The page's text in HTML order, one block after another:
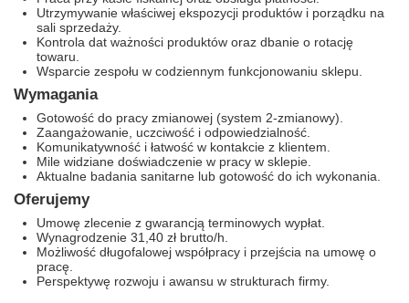
Utrzymywanie właściwej ekspozycji produktów i porządku na
sali sprzedaży.
Kontrola dat ważności produktów oraz dbanie o rotację
towaru.
Wsparcie zespołu w codziennym funkcjonowaniu sklepu.
Wymagania
Gotowość do pracy zmianowej (system 2-zmianowy).
Zaangażowanie, uczciwość i odpowiedzialność.
Komunikatywność i łatwość w kontakcie z klientem.
Mile widziane doświadczenie w pracy w sklepie.
Aktualne badania sanitarne lub gotowość do ich wykonania.
Oferujemy
Umowę zlecenie z gwarancją terminowych wypłat.
Wynagrodzenie 31,40 zł brutto/h.
Możliwość długofalowej współpracy i przejścia na umowę o
pracę.
Perspektywę rozwoju i awansu w strukturach firmy.